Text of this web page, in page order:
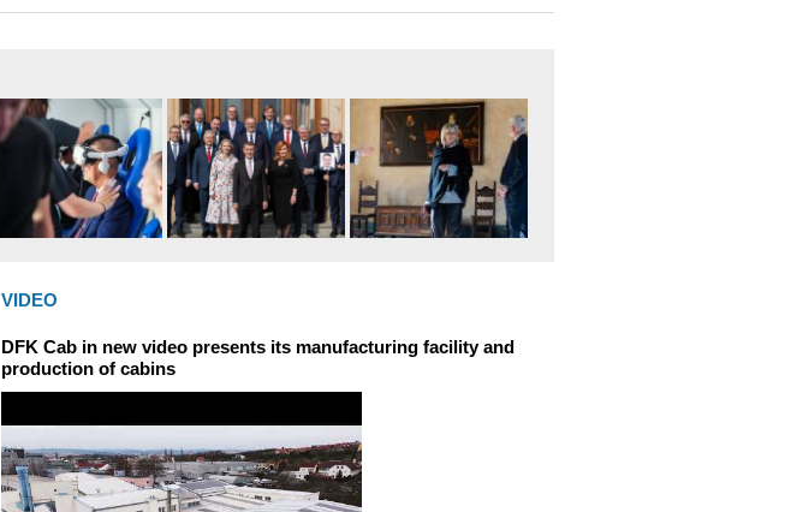
VIDEO
DFK Cab in new video presents its manufacturing facility and
production of cabins